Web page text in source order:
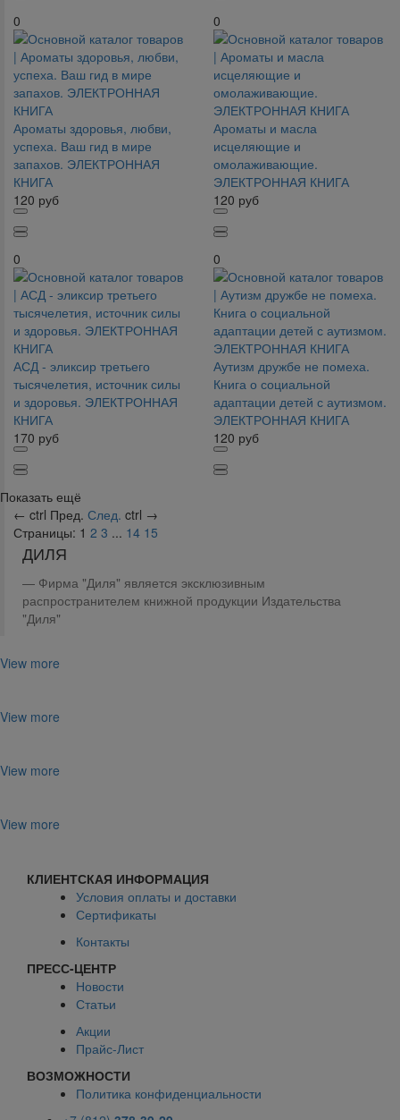
0
Ароматы здоровья, любви,
успеха. Ваш гид в мире
запахов. ЭЛЕКТРОННАЯ
КНИГА
120 руб
0
Ароматы и масла
исцеляющие и
омолаживающие.
ЭЛЕКТРОННАЯ КНИГА
120 руб
0
АСД - эликсир третьего
тысячелетия, источник силы
и здоровья. ЭЛЕКТРОННАЯ
КНИГА
170 руб
0
Аутизм дружбе не помеха.
Книга о социальной
адаптации детей с аутизмом.
ЭЛЕКТРОННАЯ КНИГА
120 руб
Показать ещё
← ctrl Пред. След. ctrl →
Страницы: 1 2 3 ... 14 15
ДИЛЯ
Фирма "Диля" является эксклюзивным
распространителем книжной продукции Издательства
"Диля"
View more
View more
View more
View more
КЛИЕНТСКАЯ ИНФОРМАЦИЯ
Условия оплаты и доставки
Сертификаты
Контакты
ПРЕСС-ЦЕНТР
Новости
Статьи
Акции
Прайс-Лист
ВОЗМОЖНОСТИ
Политика конфиденциальности